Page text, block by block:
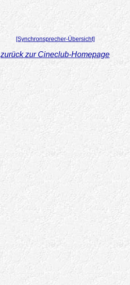
[Synchronsprecher-Übersicht]
zurück zur Cineclub-Homepage